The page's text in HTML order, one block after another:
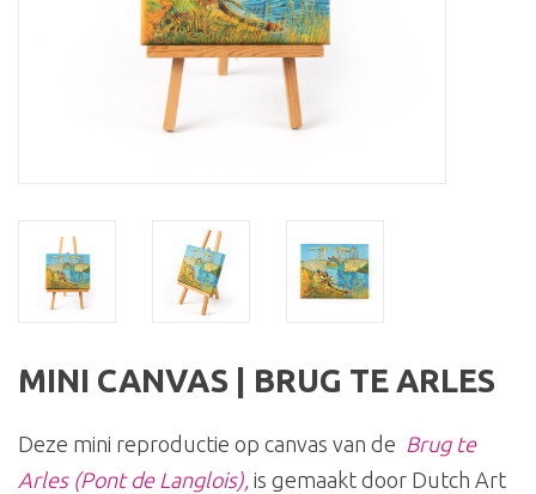
MINI CANVAS | BRUG TE ARLES
Deze mini reproductie op canvas van de Brug te
Arles (Pont de Langlois), is gemaakt door Dutch Art